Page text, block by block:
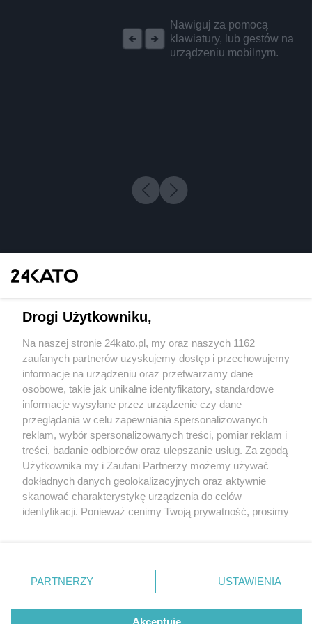
Nawiguj za pomocą
klawiatury, lub gestów na
urządzeniu mobilnym.
4 / 0
Wydawca mediów lokalnych
Nie zapomnij
zapoznać się z:
polityką prywatności regulamin korzystania z portali
Twojemiasto
Piekary Śląskie
Chorzów
Tarnowskie Góry
Gliwice
Skontakuj sięz nami
Kontakt
Wydawca
Redakcja
Drogi Użytkowniku,
Na naszej stronie 24kato.pl, my oraz naszych 1162
zaufanych partnerów uzyskujemy dostęp i przechowujemy
informacje na urządzeniu oraz przetwarzamy dane
osobowe, takie jak unikalne identyfikatory, standardowe
informacje wysyłane przez urządzenie czy dane
przeglądania w celu zapewniania spersonalizowanych
reklam, wybór spersonalizowanych treści, pomiar reklam i
treści, badanie odbiorców oraz ulepszanie usług. Za zgodą
Użytkownika my i Zaufani Partnerzy możemy używać
dokładnych danych geolokalizacyjnych oraz aktywnie
skanować charakterystykę urządzenia do celów
identyfikacji. Ponieważ cenimy Twoją prywatność, prosimy
prywatności znajdujący się w lewym dolnym rogu strony
. Niektóre rodzaje przetwarzania danych nie wymagają
zgody użytkownika, ale masz prawo sprzeciwić się
takiemu przetwarzaniu. Preferencje będą miały
PARTNERZY USTAWIENIA
Akceptuję